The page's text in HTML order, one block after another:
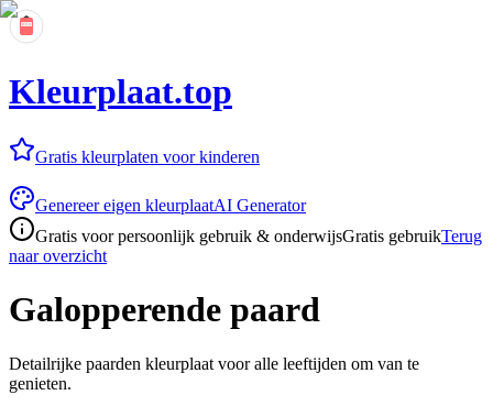
Kleurplaat.top
Gratis kleurplaten voor kinderen
Genereer eigen kleurplaatAI Generator
Gratis voor persoonlijk gebruik & onderwijsGratis gebruikTerug
naar overzicht
Galopperende paard
Detailrijke paarden kleurplaat voor alle leeftijden om van te
genieten.